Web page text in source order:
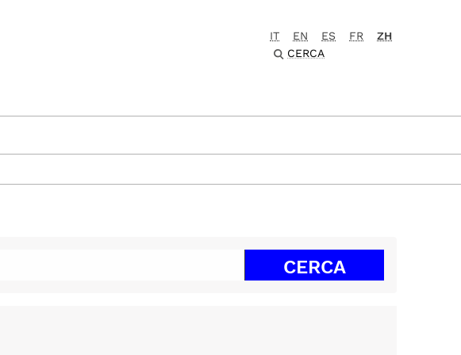
IT EN ES FR
ZH
CERCA